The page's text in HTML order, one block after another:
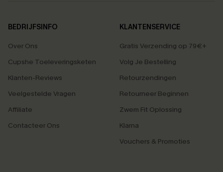
BEDRIJFSINFO
Over Ons
Cupshe Toeleveringsketen
Klanten-Reviews
Veelgestelde Vragen
Affiliate
Contacteer Ons
KLANTENSERVICE
Gratis Verzending op 79€+
Volg Je Bestelling
Retourzendingen
Retourneer Beginnen
Zwem Fit Oplossing
Klarna
Vouchers & Promoties